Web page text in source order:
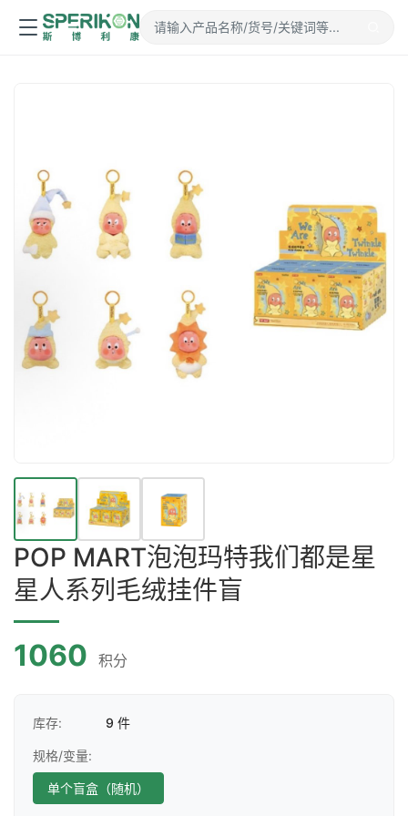
POP MART泡泡玛特我们都是星
星人系列毛绒挂件盲
1060 积分
库存: 9 件
规格/变量:
单个盲盒（随机）